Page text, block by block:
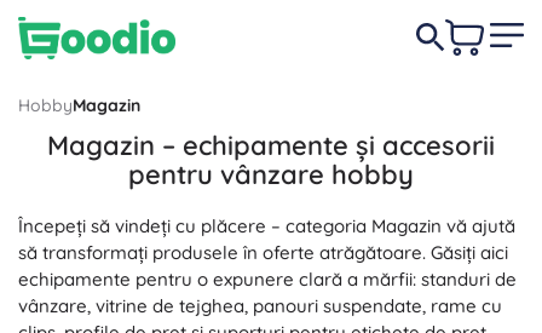
HobbyMagazin
Magazin – echipamente și accesorii
pentru vânzare hobby
Începeți să vindeți cu plăcere – categoria Magazin vă ajută
să transformați produsele în oferte atrăgătoare. Găsiți aici
echipamente pentru o expunere clară a mărfii: standuri de
vânzare, vitrine de tejghea, panouri suspendate, rame cu